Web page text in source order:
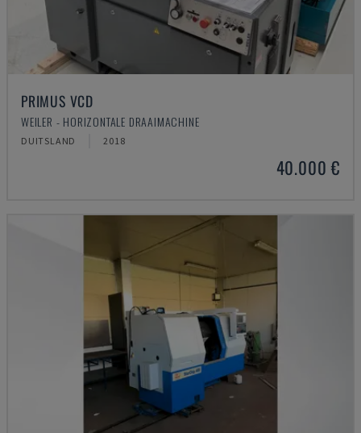
PRIMUS VCD
WEILER - HORIZONTALE DRAAIMACHINE
DUITSLAND 2018
40.000 €